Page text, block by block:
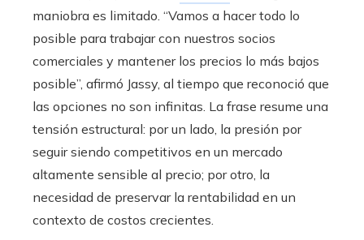
maniobra es limitado. “Vamos a hacer todo lo
posible para trabajar con nuestros socios
comerciales y mantener los precios lo más bajos
posible”, afirmó Jassy, al tiempo que reconoció que
las opciones no son infinitas. La frase resume una
tensión estructural: por un lado, la presión por
seguir siendo competitivos en un mercado
altamente sensible al precio; por otro, la
necesidad de preservar la rentabilidad en un
contexto de costos crecientes.